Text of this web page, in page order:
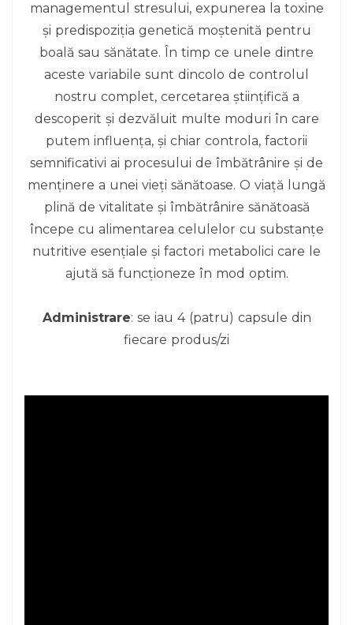
managementul stresului, expunerea la toxine
și predispoziția genetică moștenită pentru
boală sau sănătate. În timp ce unele dintre
aceste variabile sunt dincolo de controlul
nostru complet, cercetarea științifică a
descoperit și dezvăluit multe moduri în care
putem influența, și chiar controla, factorii
semnificativi ai procesului de îmbătrânire și de
menținere a unei vieți sănătoase. O viață lungă
plină de vitalitate și îmbătrânire sănătoasă
începe cu alimentarea celulelor cu substanțe
nutritive esențiale și factori metabolici care le
ajută să funcționeze în mod optim.
Administrare: se iau 4 (patru) capsule din
fiecare produs/zi